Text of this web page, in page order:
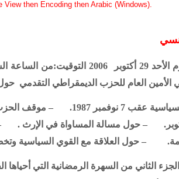
then Encoding then Arabic (Windows).
إلى الساعة التاسعة مساء
الأمين العام للحزب الديمقراطي التقدمي
– الظروف السياسية عقب 7
حركة 18 أكتوبر. – حول مسالة المساواة في
– حول العلاقة مع القوي السياسية
الثاني من السهرة الرمضانية التي أحياها